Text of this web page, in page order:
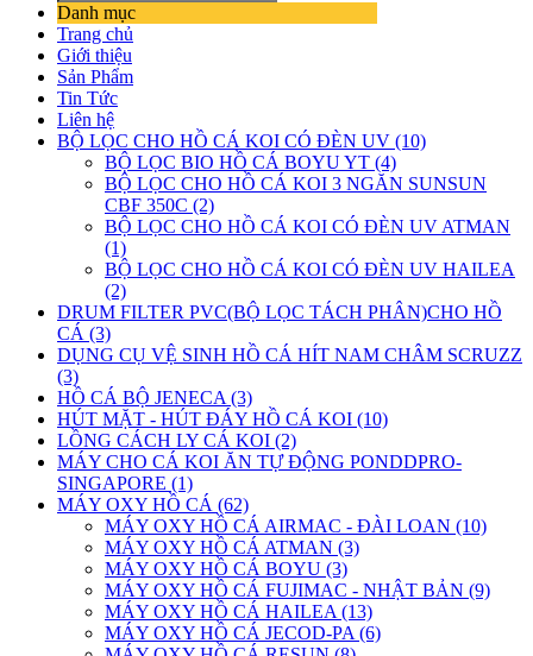
Danh mục
Trang chủ
Giới thiệu
Sản Phẩm
Tin Tức
Liên hệ
BỘ LỌC CHO HỒ CÁ KOI CÓ ĐÈN UV (10)
BỘ LỌC BIO HỒ CÁ BOYU YT (4)
BỘ LỌC CHO HỒ CÁ KOI 3 NGĂN SUNSUN
CBF 350C (2)
BỘ LỌC CHO HỒ CÁ KOI CÓ ĐÈN UV ATMAN
(1)
BỘ LỌC CHO HỒ CÁ KOI CÓ ĐÈN UV HAILEA
(2)
DRUM FILTER PVC(BỘ LỌC TÁCH PHÂN)CHO HỒ
CÁ (3)
DỤNG CỤ VỆ SINH HỒ CÁ HÍT NAM CHÂM SCRUZZ
(3)
HỒ CÁ BỘ JENECA (3)
HÚT MẶT - HÚT ĐÁY HỒ CÁ KOI (10)
LỒNG CÁCH LY CÁ KOI (2)
MÁY CHO CÁ KOI ĂN TỰ ĐỘNG PONDDPRO-
SINGAPORE (1)
MÁY OXY HỒ CÁ (62)
MÁY OXY HỒ CÁ AIRMAC - ĐÀI LOAN (10)
MÁY OXY HỒ CÁ ATMAN (3)
MÁY OXY HỒ CÁ BOYU (3)
MÁY OXY HỒ CÁ FUJIMAC - NHẬT BẢN (9)
MÁY OXY HỒ CÁ HAILEA (13)
MÁY OXY HỒ CÁ JECOD-PA (6)